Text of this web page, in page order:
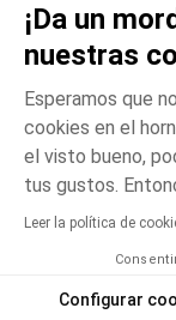
¡Da un
nuestras
Esperamos que
cookies en el
el visto bueno,
tus gustos.
Leer la política de
Configurar
El pago
Orchestra adhiere al
electrónico y venta